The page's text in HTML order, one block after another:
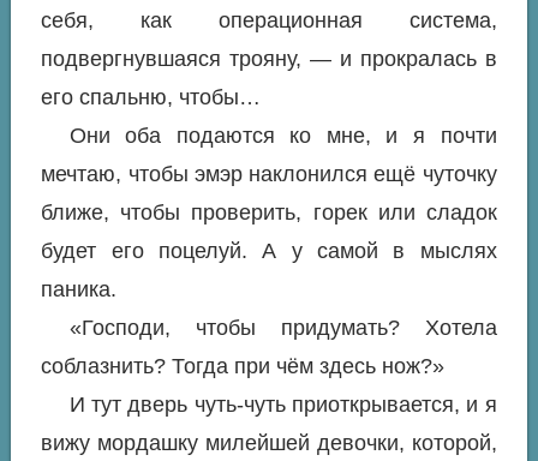
себя, как операционная система,
подвергнувшаяся трояну, — и прокралась в
его спальню, чтобы…
Они оба подаются ко мне, и я почти
мечтаю, чтобы эмэр наклонился ещё чуточку
ближе, чтобы проверить, горек или сладок
будет его поцелуй. А у самой в мыслях
паника.
«Господи, чтобы придумать? Хотела
соблазнить? Тогда при чём здесь нож?»
И тут дверь чуть-чуть приоткрывается, и я
вижу мордашку милейшей девочки, которой,